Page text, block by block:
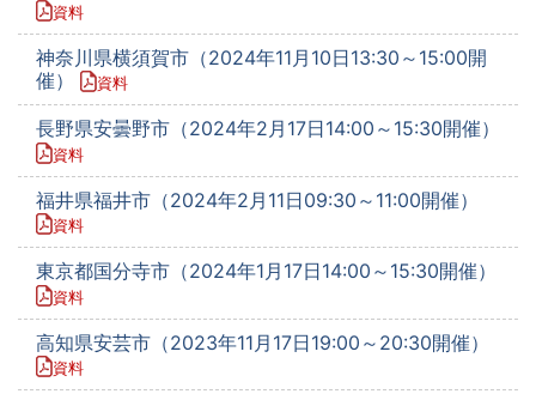
資料
神奈川県横須賀市（2024年11月10日13:30～15:00開
催）
資料
長野県安曇野市（2024年2月17日14:00～15:30開催）
資料
福井県福井市（2024年2月11日09:30～11:00開催）
資料
東京都国分寺市（2024年1月17日14:00～15:30開催）
資料
高知県安芸市（2023年11月17日19:00～20:30開催）
資料